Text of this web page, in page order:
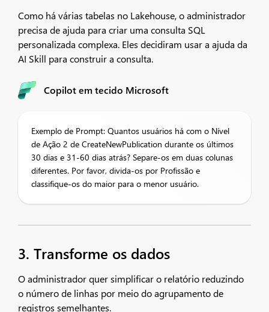
Como há várias tabelas no Lakehouse, o administrador
precisa de ajuda para criar uma consulta SQL
personalizada complexa. Eles decidiram usar a ajuda da
AI Skill para construir a consulta.
Copilot em tecido Microsoft
Exemplo de Prompt: Quantos usuários há com o Nível
de Ação 2 de CreateNewPublication durante os últimos
30 dias e 31-60 dias atrás? Separe-os em duas colunas
diferentes. Por favor, divida-os por Profissão e
classifique-os do maior para o menor usuário.
3. Transforme os dados
O administrador quer simplificar o relatório reduzindo
o número de linhas por meio do agrupamento de
registros semelhantes.